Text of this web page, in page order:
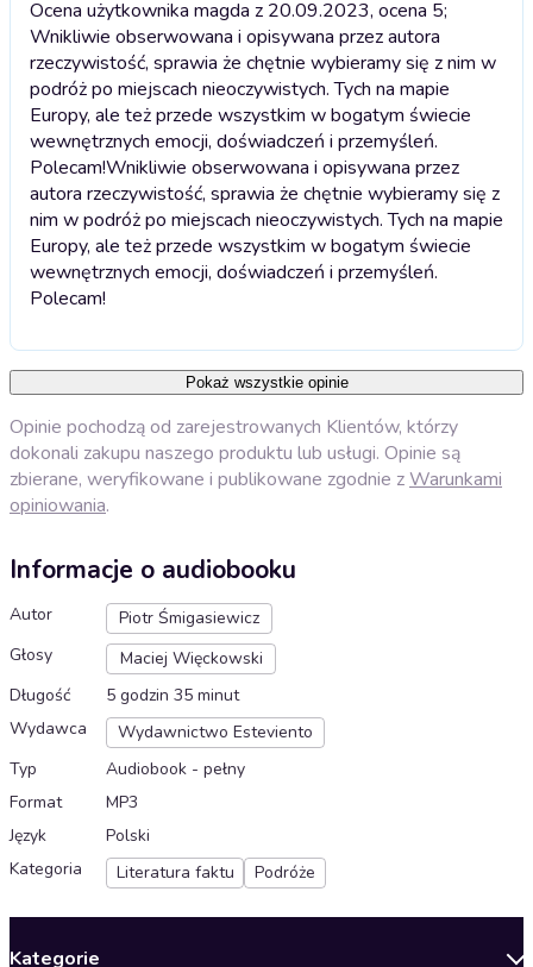
Ocena użytkownika magda z 20.09.2023, ocena 5;
Wnikliwie obserwowana i opisywana przez autora
rzeczywistość, sprawia że chętnie wybieramy się z nim w
podróż po miejscach nieoczywistych. Tych na mapie
Europy, ale też przede wszystkim w bogatym świecie
wewnętrznych emocji, doświadczeń i przemyśleń.
Polecam!Wnikliwie obserwowana i opisywana przez
autora rzeczywistość, sprawia że chętnie wybieramy się z
nim w podróż po miejscach nieoczywistych. Tych na mapie
Europy, ale też przede wszystkim w bogatym świecie
wewnętrznych emocji, doświadczeń i przemyśleń.
Polecam!
Pokaż wszystkie opinie
Opinie pochodzą od zarejestrowanych Klientów, którzy
dokonali zakupu naszego produktu lub usługi. Opinie są
zbierane, weryfikowane i publikowane zgodnie zWarunkami
opiniowania.
Informacje o audiobooku
Autor
Piotr Śmigasiewicz
Głosy
Maciej Więckowski
Długość
5 godzin 35 minut
Wydawca
Wydawnictwo Esteviento
Typ
Audiobook - pełny
Format
MP3
Język
Polski
Kategoria
Literatura faktu Podróże
Kategorie